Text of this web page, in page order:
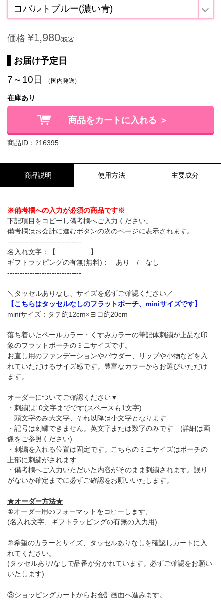
コバルトブルー(濃い青)
価格 ¥1,980(税込)
お届け予定日
7～10日 （国内発送）
在庫あり
商品をカートに入れる ＞
商品ID：216395
商品説明 使用方法 主要成分
※備考欄への入力が必須の商品です※
下記項目をコピーし備考欄へご入力ください。
備考欄はお会計に進むボタンの次のページに表示されます。
------------------------------
名入れ文字：【 】
ギフトラッピングの有無(無料)： あり / なし
------------------------------
＼タッセルありなし、サイズを必ずご確認ください／
【こちらはタッセルなしのフラットポーチ、miniサイズです】
miniサイズ：タテ約12cm×ヨコ約20cm
落ち着いたペールカラー・くすみカラーの筆記体刺繍が上品な印
象のフラットポーチのミニサイズです。
お直し用のファンデーションやパウダー、リップや小物などを入
れていただけるサイズ感です。豊富なカラーからお選びいただけ
ます。
オーダーについてご確認ください▼
・刺繍は10文字までです(スペースも1文字)
・頭文字のみ大文字、それ以降は小文字となります
・記号は刺繍できません。英文字または数字のみです (詳細は画
像をご参照ください)
・刺繍を入れる位置は固定です。こちらのミニサイズはポーチの
上部に刺繍がされます
・備考欄へご入力いただいた内容がそのまま刺繍されます。誤り
がないか確定までに必ずご確認をお願いいたします。
★オーダー方法★
①オーダー用のフォーマットをコピーします。
(名入れ文字、ギフトラッピングの有無の入力用)
②希望のカラーとサイズ、タッセルありなしを確認しカートに入
れてください。
(タッセルあり/なしで品番が分かれています。必ずご確認をお願い
いたします)
③ショッピングカートからお会計画面へ進みます。